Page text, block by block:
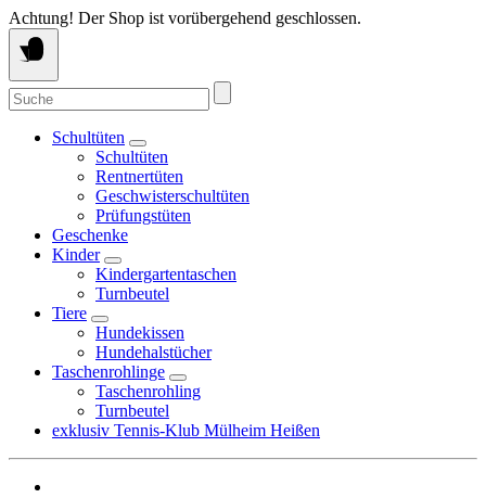
Springe
zum
Inhalt
Achtung! Der Shop ist vorübergehend geschlossen.
Suche
nach:
Schultüten
Schultüten
Rentnertüten
Geschwisterschultüten
Prüfungstüten
Geschenke
Kinder
Kindergartentaschen
Turnbeutel
Tiere
Hundekissen
Hundehalstücher
Taschenrohlinge
Taschenrohling
Turnbeutel
exklusiv Tennis-Klub Mülheim Heißen